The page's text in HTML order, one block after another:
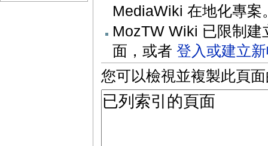
MediaWiki 在地化專案
MozTW Wiki 已限制
面，或者 登入或建立
您可以檢視並複製此頁